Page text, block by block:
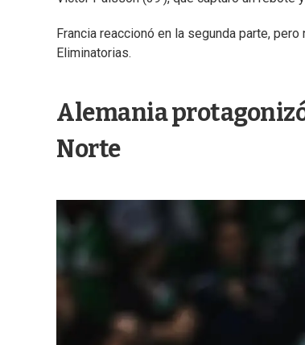
Francia reaccionó en la segunda parte,
Eliminatorias.
Alemania
Norte